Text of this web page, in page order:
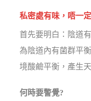
私密處有味，唔一
首先要明白：陰道
為陰道內有菌群平
境酸鹼平衡，產生
何時要警覺?